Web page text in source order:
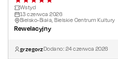
Wstyd
13 czerwca 2026
Bielsko-Biała, Bielskie Centrum Kultury
Rewelacyjny
grzegorzDodano: 24czerwca 2026